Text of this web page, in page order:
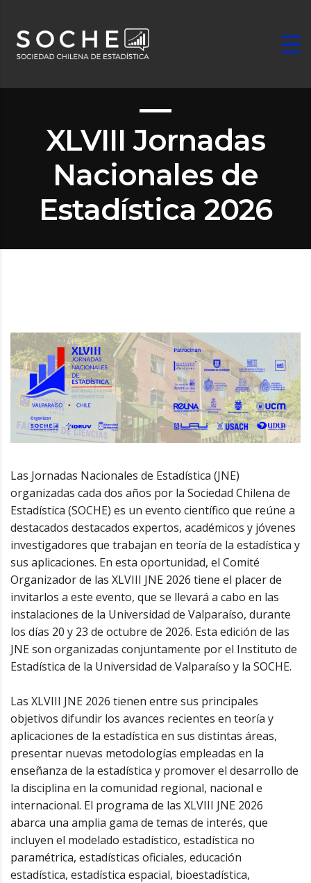
XLVIII Jornadas
Nacionales de
Estadística 2026
Las Jornadas Nacionales de Estadística (JNE)
organizadas cada dos años por la Sociedad Chilena de
Estadística (SOCHE) es un evento científico que reúne a
destacados destacados expertos, académicos y jóvenes
investigadores que trabajan en teoría de la estadística y
sus aplicaciones. En esta oportunidad, el Comité
Organizador de las XLVIII JNE 2026 tiene el placer de
invitarlos a este evento, que se llevará a cabo en las
instalaciones de la Universidad de Valparaíso, durante
los días 20 y 23 de octubre de 2026. Esta edición de las
JNE son organizadas conjuntamente por el Instituto de
Estadística de la Universidad de Valparaíso y la SOCHE.
Las XLVIII JNE 2026 tienen entre sus principales
objetivos difundir los avances recientes en teoría y
aplicaciones de la estadística en sus distintas áreas,
presentar nuevas metodologías empleadas en la
enseñanza de la estadística y promover el desarrollo de
la disciplina en la comunidad regional, nacional e
internacional. El programa de las XLVIII JNE 2026
abarca una amplia gama de temas de interés, que
incluyen el modelado estadístico, estadística no
paramétrica, estadísticas oficiales, educación
estadística, estadística espacial, bioestadística,